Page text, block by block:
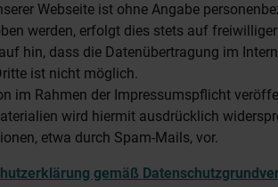
Webseite ist ohne Angabe
werden, erfolgt dies stets auf
hin, dass die Datenübertragung im
ist nicht möglich.
im Rahmen der Impressumspflicht
wird hiermit ausdrücklich
etwa durch Spam-Mails, vor.
gemäß